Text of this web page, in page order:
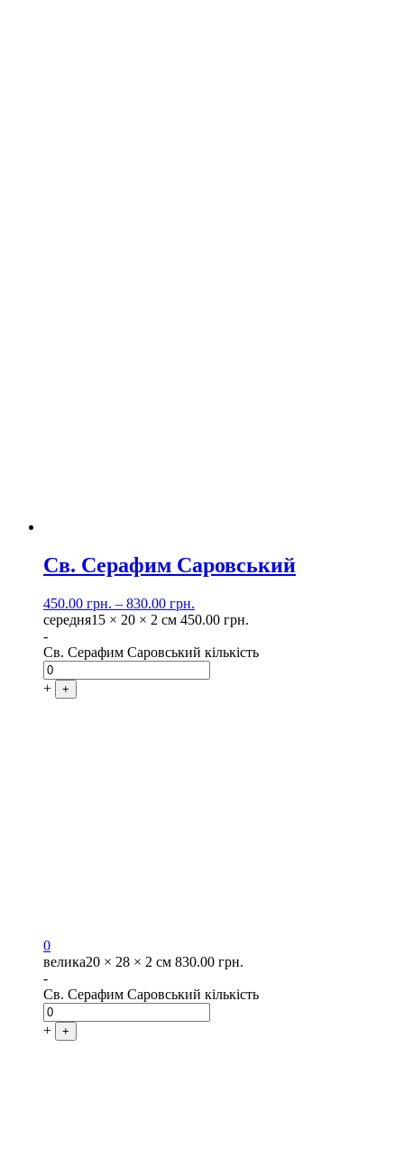
Св. Серафим Саровський
450.00 грн. – 830.00 грн.
середня15 × 20 × 2 см 450.00 грн.
-
Св. Серафим Саровський кількість
+ +
0
велика20 × 28 × 2 см 830.00 грн.
-
Св. Серафим Саровський кількість
+ +